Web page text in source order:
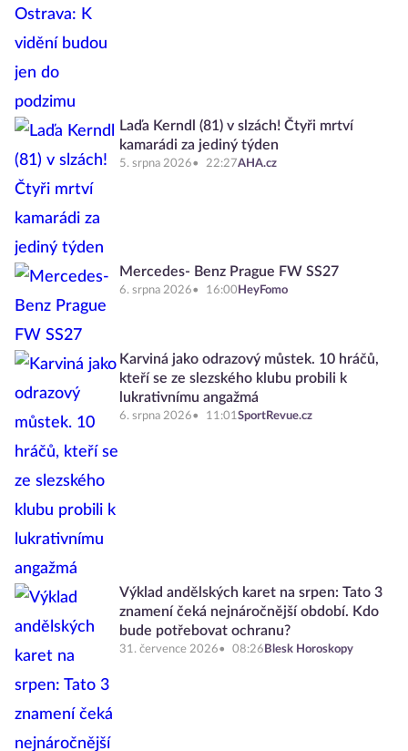
Laďa Kerndl (81) v slzách! Čtyři mrtví
kamarádi za jediný týden
5. srpna 2026 22:27AHA.cz
Mercedes- Benz Prague FW SS27
6. srpna 2026 16:00 HeyFomo
Karviná jako odrazový můstek. 10 hráčů,
kteří se ze slezského klubu probili k
lukrativnímu angažmá
6. srpna 2026 11:01SportRevue.cz
Výklad andělských karet na srpen: Tato 3
znamení čeká nejnáročnější období. Kdo
bude potřebovat ochranu?
31. července 2026 08:26 Blesk Horoskopy